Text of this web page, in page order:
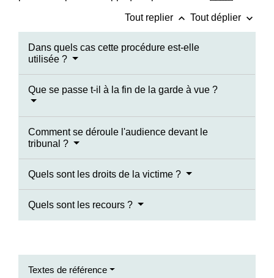
Tout replier keyboard_arrow_up Tout déplier keyboard_arrow_down
Dans quels cas cette procédure est-elle
utilisée ?
Que se passe t-il à la fin de la garde à vue ?
Comment se déroule l'audience devant le
tribunal ?
Quels sont les droits de la victime ?
Quels sont les recours ?
Textes de référence